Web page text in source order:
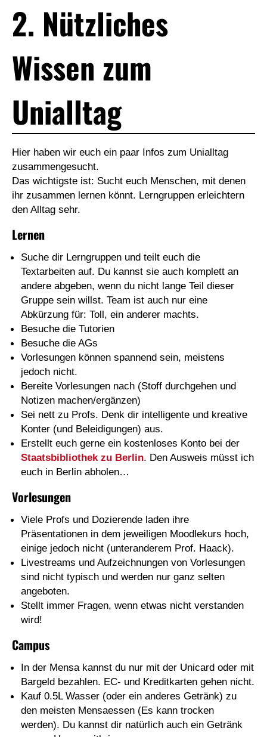
2. Nützliches
Wissen zum
Unialltag
Hier haben wir euch ein paar Infos zum Unialltag
zusammengesucht.
Das wichtigste ist: Sucht euch Menschen, mit denen
ihr zusammen lernen könnt. Lerngruppen erleichtern
den Alltag sehr.
Lernen
Suche dir Lerngruppen und teilt euch die
Textarbeiten auf. Du kannst sie auch komplett an
andere abgeben, wenn du nicht lange Teil dieser
Gruppe sein willst. Team ist auch nur eine
Abkürzung für: Toll, ein anderer machts.
Besuche die Tutorien
Besuche die AGs
Vorlesungen können spannend sein, meistens
jedoch nicht.
Bereite Vorlesungen nach (Stoff durchgehen und
Notizen machen/ergänzen)
Sei nett zu Profs. Denk dir intelligente und kreative
Konter (und Beleidigungen) aus.
Erstellt euch gerne ein kostenloses Konto bei der
Staatsbibliothek zu Berlin. Den Ausweis müsst ich
euch in Berlin abholen…
Vorlesungen
Viele Profs und Dozierende laden ihre
Präsentationen in dem jeweiligen Moodlekurs hoch,
einige jedoch nicht (unteranderem Prof. Haack).
Livestreams und Aufzeichnungen von Vorlesungen
sind nicht typisch und werden nur ganz selten
angeboten.
Stellt immer Fragen, wenn etwas nicht verstanden
wird!
Campus
In der Mensa kannst du nur mit der Unicard oder mit
Bargeld bezahlen. EC- und Kreditkarten gehen nicht.
Kauf 0.5L Wasser (oder ein anderes Getränk) zu
den meisten Mensaessen (Es kann trocken
werden). Du kannst dir natürlich auch ein Getränk